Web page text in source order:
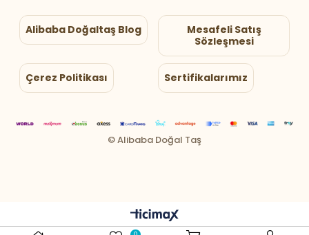
Alibaba Doğaltaş Blog
Mesafeli Satış
Sözleşmesi
Çerez Politikası Sertifikalarımız